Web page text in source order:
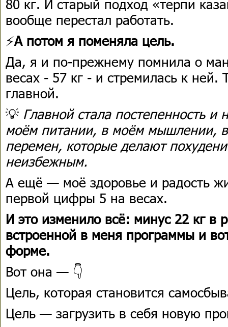
80 кг. И старый подход «терпи
вообще перестал работать.
⚡А потом я поменяла цель.
Да, я и по-прежнему помнила о
весах - 57 кг - и стремилась к
главной.
💡 Главной стала постепенность и
моём питании, в моём мышлении,
перемен, которые делают
неизбежным.
А ещё — моё здоровье и радость
первой цифры 5 на весах.
И это изменило всё: минус 22 кг в
встроенной в меня программы и
форме.
Вот она — 👇
Цель, которая становится
Цель — загрузить в себя новую